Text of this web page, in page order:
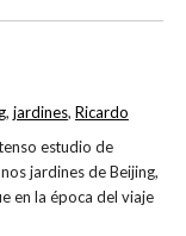
estudio de
jardines de Beijing,
en la época del viaje
, jardines, Ricardo